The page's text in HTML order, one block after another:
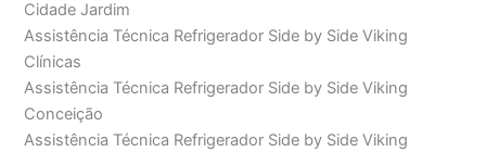
Cidade Jardim
Assistência Técnica Refrigerador Side by Side Viking
Clínicas
Assistência Técnica Refrigerador Side by Side Viking
Conceição
Assistência Técnica Refrigerador Side by Side Viking